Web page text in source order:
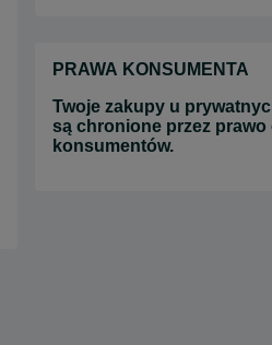
PRAWA KONSUMENTA
Twoje zakupy u
są chronione przez
konsumentów.